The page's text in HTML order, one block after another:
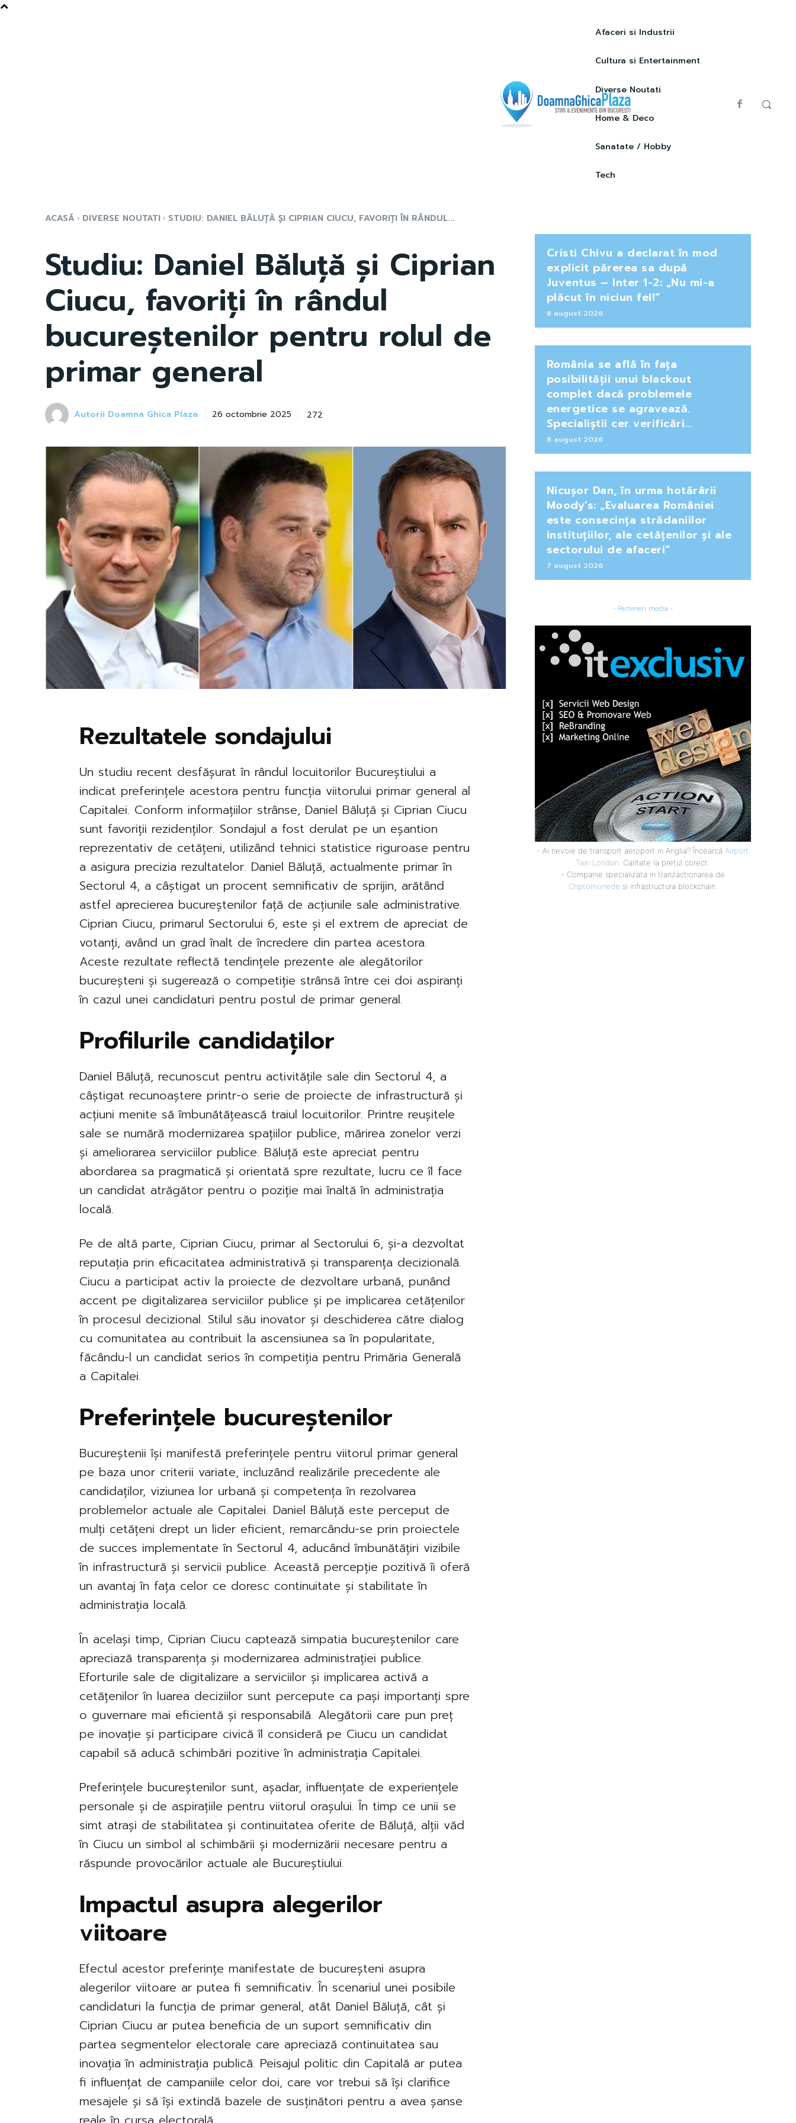
Afaceri si Industrii
Cultura si Entertainment
Diverse Noutati
Home & Deco
Sanatate / Hobby
Tech
ACASĂ DIVERSE NOUTATI STUDIU: DANIEL BĂLUȚĂ ȘI CIPRIAN CIUCU, FAVORIȚI ÎN RÂNDUL...
Studiu: Daniel Băluță și Ciprian
Ciucu, favoriți în rândul
bucureștenilor pentru rolul de
primar general
Autorii Doamna Ghica Plaza 26 octombrie 2025 272
Rezultatele sondajului
Un studiu recent desfășurat în rândul locuitorilor Bucureștiului a
indicat preferințele acestora pentru funcția viitorului primar general al
Capitalei. Conform informațiilor strânse, Daniel Băluță și Ciprian Ciucu
sunt favoriții rezidenților. Sondajul a fost derulat pe un eșantion
reprezentativ de cetățeni, utilizând tehnici statistice riguroase pentru
a asigura precizia rezultatelor. Daniel Băluță, actualmente primar în
Sectorul 4, a câștigat un procent semnificativ de sprijin, arătând
astfel aprecierea bucureștenilor față de acțiunile sale administrative.
Ciprian Ciucu, primarul Sectorului 6, este și el extrem de apreciat de
votanți, având un grad înalt de încredere din partea acestora.
Aceste rezultate reflectă tendințele prezente ale alegătorilor
bucureșteni și sugerează o competiție strânsă între cei doi aspiranți
în cazul unei candidaturi pentru postul de primar general.
Profilurile candidaților
Daniel Băluță, recunoscut pentru activitățile sale din Sectorul 4, a
câștigat recunoaștere printr-o serie de proiecte de infrastructură și
acțiuni menite să îmbunătățească traiul locuitorilor. Printre reușitele
sale se numără modernizarea spațiilor publice, mărirea zonelor verzi
și ameliorarea serviciilor publice. Băluță este apreciat pentru
abordarea sa pragmatică și orientată spre rezultate, lucru ce îl face
un candidat atrăgător pentru o poziție mai înaltă în administrația
locală.
Pe de altă parte, Ciprian Ciucu, primar al Sectorului 6, și-a dezvoltat
reputația prin eficacitatea administrativă și transparența decizională.
Ciucu a participat activ la proiecte de dezvoltare urbană, punând
accent pe digitalizarea serviciilor publice și pe implicarea cetățenilor
în procesul decizional. Stilul său inovator și deschiderea către dialog
cu comunitatea au contribuit la ascensiunea sa în popularitate,
făcându-l un candidat serios în competiția pentru Primăria Generală
a Capitalei.
Preferințele bucureștenilor
Bucureștenii își manifestă preferințele pentru viitorul primar general
pe baza unor criterii variate, incluzând realizările precedente ale
candidaților, viziunea lor urbană și competența în rezolvarea
problemelor actuale ale Capitalei. Daniel Băluță este perceput de
mulți cetățeni drept un lider eficient, remarcându-se prin proiectele
de succes implementate în Sectorul 4, aducând îmbunătățiri vizibile
în infrastructură și servicii publice. Această percepție pozitivă îi oferă
un avantaj în fața celor ce doresc continuitate și stabilitate în
administrația locală.
În același timp, Ciprian Ciucu captează simpatia bucureștenilor care
apreciază transparența și modernizarea administrației publice.
Eforturile sale de digitalizare a serviciilor și implicarea activă a
cetățenilor în luarea deciziilor sunt percepute ca pași importanți spre
o guvernare mai eficientă și responsabilă. Alegătorii care pun preț
pe inovație și participare civică îl consideră pe Ciucu un candidat
capabil să aducă schimbări pozitive în administrația Capitalei.
Preferințele bucureștenilor sunt, așadar, influențate de experiențele
personale și de aspirațiile pentru viitorul orașului. În timp ce unii se
simt atrași de stabilitatea și continuitatea oferite de Băluță, alții văd
în Ciucu un simbol al schimbării și modernizării necesare pentru a
răspunde provocărilor actuale ale Bucureștiului.
Impactul asupra alegerilor
viitoare
Efectul acestor preferințe manifestate de bucureșteni asupra
alegerilor viitoare ar putea fi semnificativ. În scenariul unei posibile
candidaturi la funcția de primar general, atât Daniel Băluță, cât și
Ciprian Ciucu ar putea beneficia de un suport semnificativ din
partea segmentelor electorale care apreciază continuitatea sau
inovația în administrația publică. Peisajul politic din Capitală ar putea
fi influențat de campaniile celor doi, care vor trebui să își clarifice
mesajele și să își extindă bazele de susținători pentru a avea șanse
Cristi Chivu a declarat în mod
explicit părerea sa după
Juventus – Inter 1-2: „Nu mi-a
plăcut în niciun fel!”
8 august 2026
România se află în fața
posibilității unui blackout
complet dacă problemele
energetice se agravează.
Specialiștii cer verificări…
8 august 2026
Nicușor Dan, în urma hotărârii
Moody’s: „Evaluarea României
este consecința strădaniilor
instituțiilor, ale cetățenilor și ale
sectorului de afaceri”
7 august 2026
- Parteneri media -
- Ai nevoie de transport aeroport in Anglia? Încearcă Airport
Taxi London . Calitate la prețul corect.
- Companie specializata in tranzactionarea de
Criptomonede si infrastructura blockchain.